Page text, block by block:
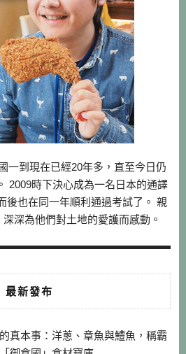
一到現在已經20年多，直至今日仍
2009時下決心成為一名日本的通譯
後也在同一年順利通過考試了。 親
深為他們對土地的愛護而感動。
最新發布
真本事：洋蔥、章魚與鱧魚，稱霸